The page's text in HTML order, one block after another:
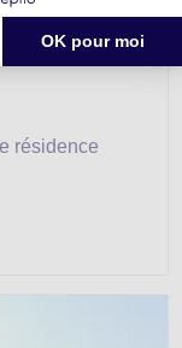
résidence